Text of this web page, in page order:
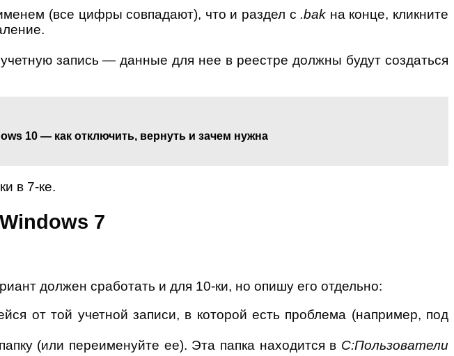
(все цифры совпадают), что и раздел с .bak на конце, кликните
запись — данные для нее в реестре должны будут создаться
10 — как отключить, вернуть и зачем нужна
в 7-ке.
7
должен сработать и для 10-ки, но опишу его отдельно:
от той учетной записи, в которой есть проблема (например, под
(или переименуйте ее). Эта папка находится в C:Пользователи